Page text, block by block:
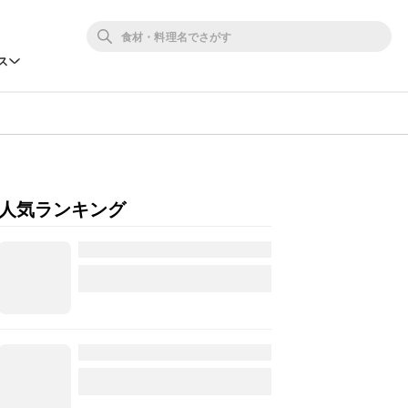
人気ランキング